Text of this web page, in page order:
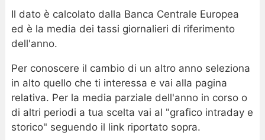
Il dato è calcolato dalla Banca Centrale Europea
ed è la media dei tassi giornalieri di riferimento
dell'anno.
Per conoscere il cambio di un altro anno seleziona
in alto quello che ti interessa e vai alla pagina
relativa. Per la media parziale dell'anno in corso o
di altri periodi a tua scelta vai al "grafico intraday e
storico" seguendo il link riportato sopra.